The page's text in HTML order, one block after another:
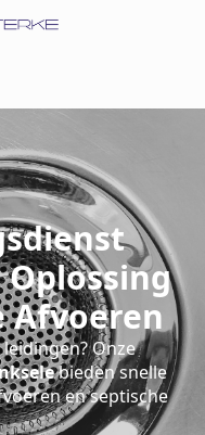
Oplossing
Afvoeren
Onze
bieden snelle
en septische